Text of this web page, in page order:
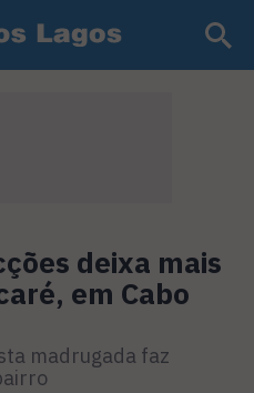
deixa mais
em Cabo
madrugada faz